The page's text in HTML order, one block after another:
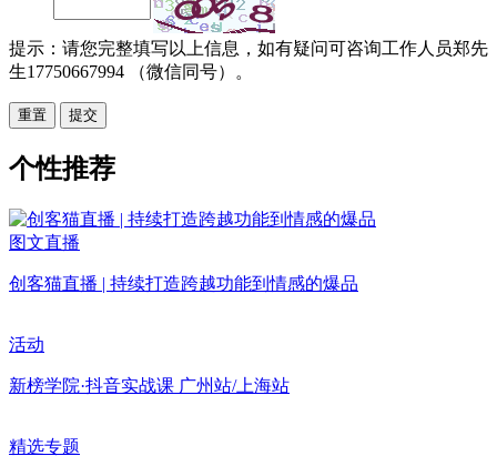
提示：请您完整填写以上信息，如有疑问可咨询工作人员郑先
生17750667994 （微信同号）。
重置
个性推荐
图文直播
创客猫直播 | 持续打造跨越功能到情感的爆品
活动
新榜学院·抖音实战课 广州站/上海站
精选专题